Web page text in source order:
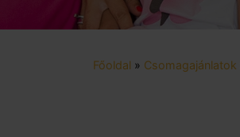
Főoldal » Csomagajánlatok